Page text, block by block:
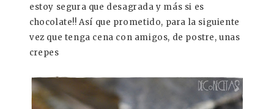
estoy segura que desagrada y más si es
chocolate!! Así que prometido, para la siguiente
vez que tenga cena con amigos, de postre, unas
crepes